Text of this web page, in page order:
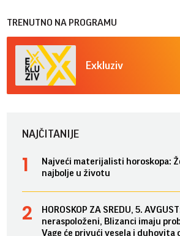
TRENUTNO NA PROGRAMU
Exkluziv
NAJČITANIJE
Najveći materijalisti horoskopa:
najbolje u životu
HOROSKOP ZA SREDU, 5.
neraspoloženi, Blizanci imaju
Vage će privući vesela i duhovita